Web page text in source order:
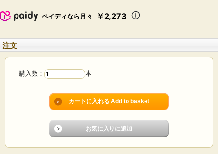
ペイディなら月々 ￥2,273
注文
購入数： 本